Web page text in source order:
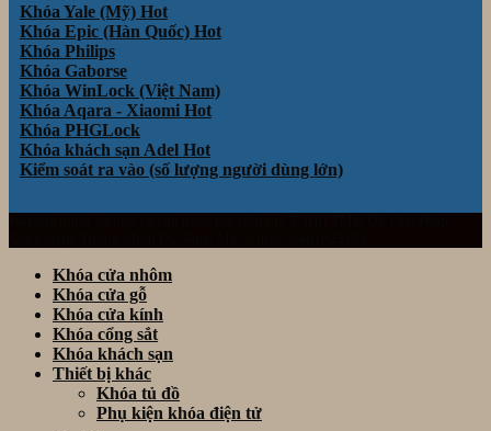
Khóa Yale (Mỹ)
Khóa Epic (Hàn Quốc)
Khóa Philips
Khóa Gaborse
Khóa WinLock (Việt Nam)
Khóa Aqara - Xiaomi
Khóa PHGLock
Khóa khách sạn Adel
Kiểm soát ra vào (số lượng người dùng lớn)
Khóa cửa nhôm
Khóa cửa gỗ
Khóa cửa kính
Khóa cổng sắt
Khóa khách sạn
Thiết bị khác
Khóa tủ đồ
Phụ kiện khóa điện tử